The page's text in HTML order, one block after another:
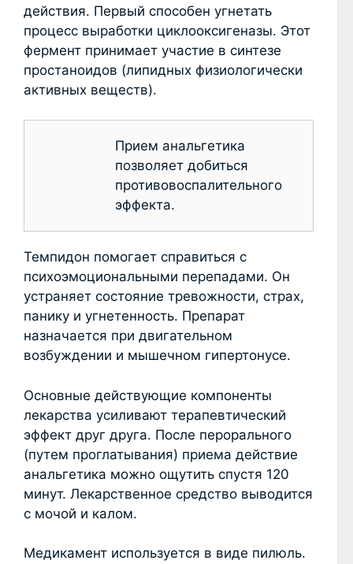
действия. Первый способен угнетать
процесс выработки циклооксигеназы. Этот
фермент принимает участие в синтезе
простаноидов (липидных физиологически
активных веществ).
Прием анальгетика
позволяет добиться
противовоспалительного
эффекта.
Темпидон помогает справиться с
психоэмоциональными перепадами. Он
устраняет состояние тревожности, страх,
панику и угнетенность. Препарат
назначается при двигательном
возбуждении и мышечном гипертонусе.
Основные действующие компоненты
лекарства усиливают терапевтический
эффект друг друга. После перорального
(путем проглатывания) приема действие
анальгетика можно ощутить спустя 120
минут. Лекарственное средство выводится
с мочой и калом.
Медикамент используется в виде пилюль.